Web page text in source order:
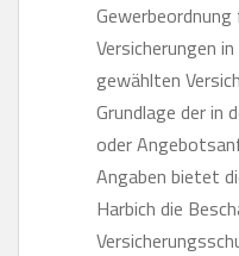
Versicherungen
gewählten
Grundlage der in
oder
Angaben bietet
Harbich die